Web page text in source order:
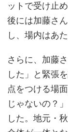
ットで受け止
後には加藤さ
し、場内はあ
さらに、加藤
した」と緊張
点をつける場
じゃないの？
した。地元・